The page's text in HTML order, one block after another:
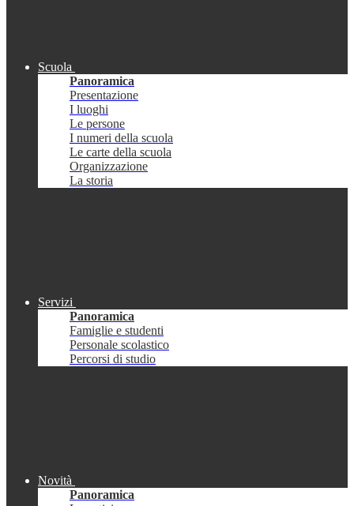
Scuola
Panoramica
Presentazione
I luoghi
Le persone
I numeri della scuola
Le carte della scuola
Organizzazione
La storia
Servizi
Panoramica
Famiglie e studenti
Personale scolastico
Percorsi di studio
Novità
Panoramica